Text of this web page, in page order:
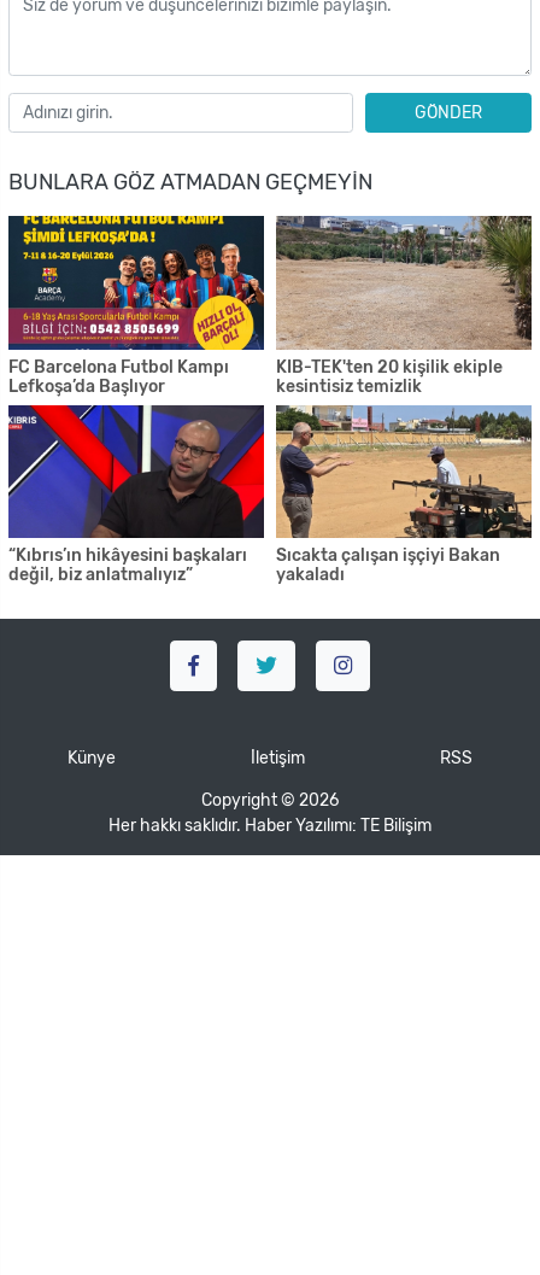
GÖNDER
BUNLARA GÖZ ATMADAN GEÇMEYIN
FC Barcelona Futbol Kampı
Lefkoşa’da Başlıyor
KIB-TEK'ten 20 kişilik ekiple
kesintisiz temizlik
“Kıbrıs’ın hikâyesini başkaları
değil, biz anlatmalıyız”
Sıcakta çalışan işçiyi Bakan
yakaladı
Künye İletişim RSS
Copyright © 2026
Her hakkı saklıdır. Haber Yazılımı: TE Bilişim